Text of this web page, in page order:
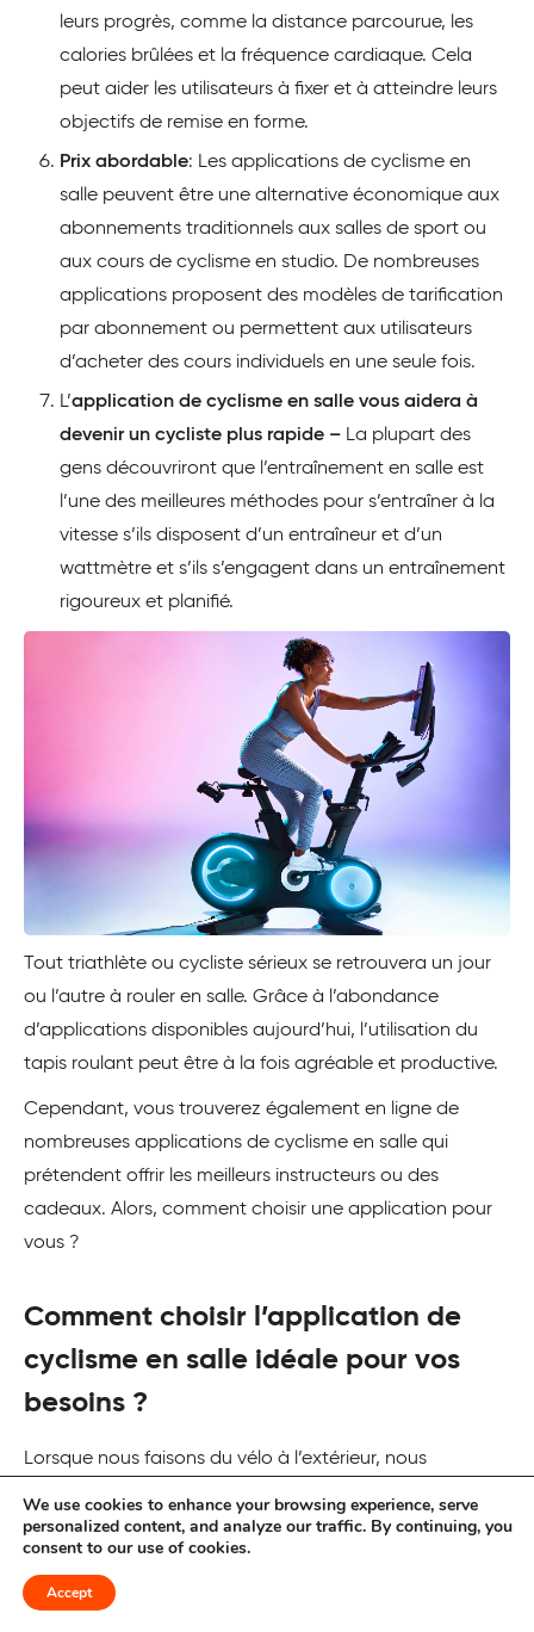
leurs progrès, comme la distance parcourue, les
calories brûlées et la fréquence cardiaque. Cela
peut aider les utilisateurs à fixer et à atteindre leurs
objectifs de remise en forme.
Prix abordable: Les applications de cyclisme en
salle peuvent être une alternative économique aux
abonnements traditionnels aux salles de sport ou
aux cours de cyclisme en studio. De nombreuses
applications proposent des modèles de tarification
par abonnement ou permettent aux utilisateurs
d’acheter des cours individuels en une seule fois.
L’application de cyclisme en salle vous aidera à
devenir un cycliste plus rapide – La plupart des
gens découvriront que l’entraînement en salle est
l’une des meilleures méthodes pour s’entraîner à la
vitesse s’ils disposent d’un entraîneur et d’un
wattmètre et s’ils s’engagent dans un entraînement
rigoureux et planifié.
Tout triathlète ou cycliste sérieux se retrouvera un jour
ou l’autre à rouler en salle. Grâce à l’abondance
d’applications disponibles aujourd’hui, l’utilisation du
tapis roulant peut être à la fois agréable et productive.
Cependant, vous trouverez également en ligne de
nombreuses applications de cyclisme en salle qui
prétendent offrir les meilleurs instructeurs ou des
cadeaux. Alors, comment choisir une application pour
vous ?
Comment choisir l’application de
cyclisme en salle idéale pour vos
besoins ?
Lorsque nous faisons du vélo à l’extérieur, nous
lorsque nous faisons du vélo à l’intérieur, nous devrions
nous attendre à la même chose. Voici quelques
éléments à prendre en compte lors du choix de votre
We use cookies to enhance your browsing experience, serve
personalized content, and analyze our traffic. By continuing, you
consent to our use of cookies.
Accept